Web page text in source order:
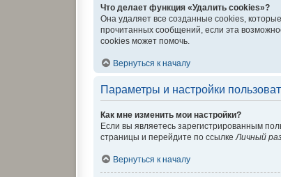
Что делает функция «Удалить cookies»?
Она удаляет все созданные cookies,
прочитанных сообщений, если эта
cookies может помочь.
Вернуться к началу
Параметры и настройки
Как мне изменить мои настройки?
Если вы являетесь зарегистрированным
страницы и перейдите по ссылкеЛичный
Вернуться к началу